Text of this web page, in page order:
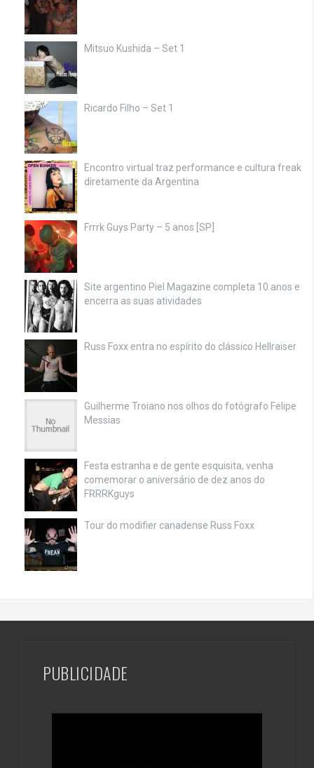
Mitsuo Kushida – Set 1
Ricardo Filho – Set 1
Encontro virtual traz performance e cultura freak
diretamente da Argentina
Frrrk Guys Party – 5 anos [SP]
Site argentino Piel Magazine completa 10 anos e
encerra as suas atividades
Russ Foxx entra no espírito do clássico Hellraiser
Guilherme Troiano nos olhos do fotógrafo Felipe
Messias
Festa estranha e de gente esquisita, venha
comemorar o aniversário de dez anos do
FRRRKguys
Tour do modifier canadense Russ Foxx
PUBLICIDADE